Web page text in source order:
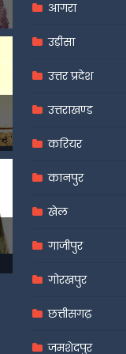
आगरा
उड़ीसा
उत्तर प्रदेश
उत्तराखण्ड
करियर
कानपुर
खेल
गाजीपुर
गोरखपुर
छत्तीसगढ़
जमशेदपुर